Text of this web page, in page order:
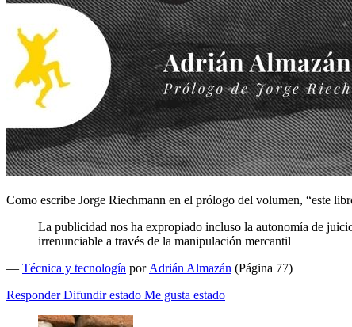
Como escribe Jorge Riechmann en el prólogo del volumen, “este
La publicidad nos ha expropiado incluso la autonomía de
irrenunciable a través de la manipulación mercantil
— Técnica y tecnología por Adrián Almazán (Página 77)
Responder Difundir estado Me gusta estado